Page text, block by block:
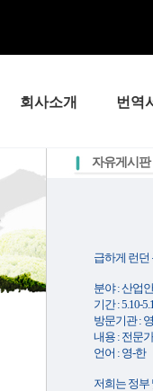
회사소개 번역
자유게시판
급하게 런던
분야 : 산업
기간 : 5.10-
방문기관 :
내용 : 전문
언어 : 영-한
저희는 정부